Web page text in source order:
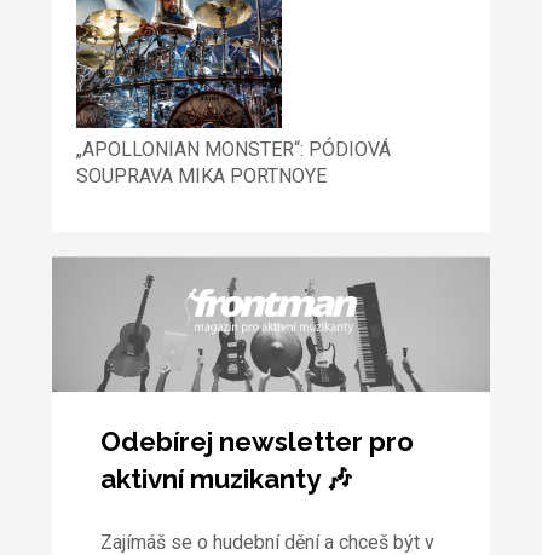
„APOLLONIAN MONSTER“: PÓDIOVÁ
SOUPRAVA MIKA PORTNOYE
Odebírej newsletter pro
aktivní muzikanty 🎶
Zajímáš se o hudební dění a chceš být v